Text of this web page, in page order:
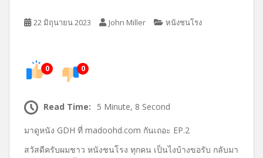
22 มิถุนายน 2023 John Miller หนังชนโรง
0 0
Read Time: 5 Minute, 8 Second
มาดูหนัง GDH ที่ madoohd.com กันเถอะ EP.2
สวัสดีครับผมชาว หนังชนโรง ทุกคน เป็นไงบ้างขอรับ กลับมา